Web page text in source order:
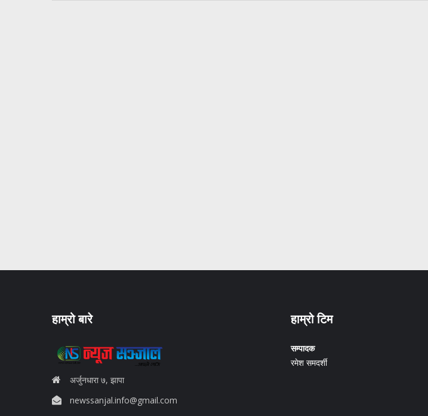
हाम्रो बारे
अर्जुनधारा ७, झापा
newssanjal.info@gmail.com
हाम्रो टिम
सम्पादक
रमेश समदर्शी